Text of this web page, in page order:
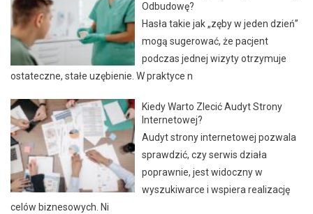
Odbudowę?
Hasła takie jak „zęby w jeden dzień”
mogą sugerować, że pacjent
podczas jednej wizyty otrzymuje
ostateczne, stałe uzębienie. W praktyce n
Kiedy Warto Zlecić Audyt Strony
Internetowej?
Audyt strony internetowej pozwala
sprawdzić, czy serwis działa
poprawnie, jest widoczny w
wyszukiwarce i wspiera realizację
celów biznesowych. Ni